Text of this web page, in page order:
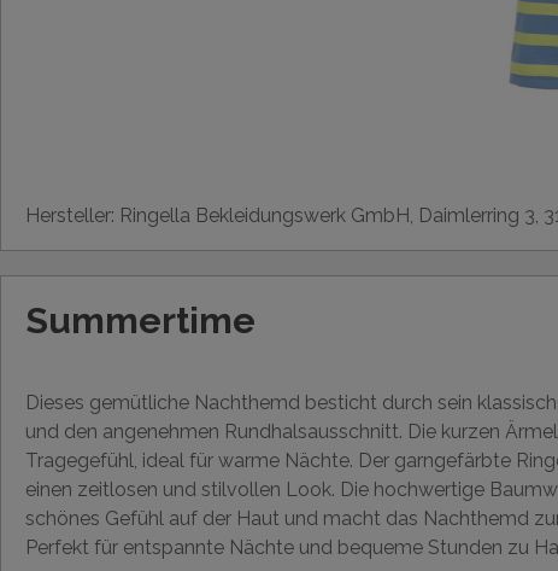
Hersteller: Ringella Bekleidungswerk GmbH, Daimlerring 3,
Summertime
Dieses gemütliche Nachthemd besticht durch sein
und den angenehmen Rundhalsausschnitt. Die kurzen
Tragegefühl, ideal für warme Nächte. Der garngefärbte
einen zeitlosen und stilvollen Look. Die hochwertige
schönes Gefühl auf der Haut und macht das Nachthemd
Perfekt für entspannte Nächte und bequeme Stunden zu